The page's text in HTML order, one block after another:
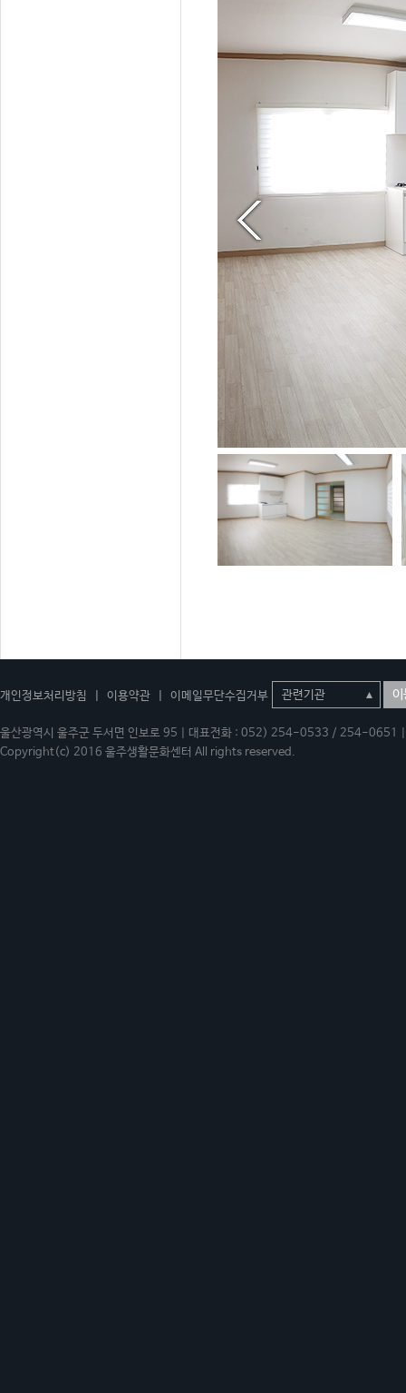
개인정보처리방침 이용약관 이메일무단수집거부 이
울산광역시 울주군 두서면 인보로 95 | 대표전화 : 052) 254-0533 / 254-
Copyright(c) 2016 울주생활문화센터 All rights reserved.